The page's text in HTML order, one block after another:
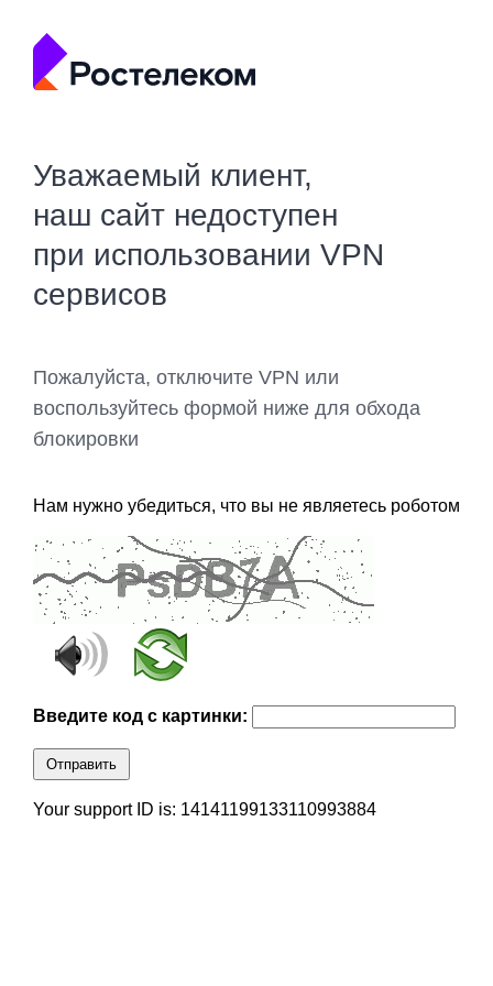
Уважаемый клиент,
наш сайт недоступен
при использовании VPN
сервисов
Пожалуйста, отключите VPN или
воспользуйтесь формой ниже для обхода
блокировки
Нам нужно убедиться, что вы не являетесь роботом
Введите код с картинки:
Отправить
Your support ID is: 14141199133110993884